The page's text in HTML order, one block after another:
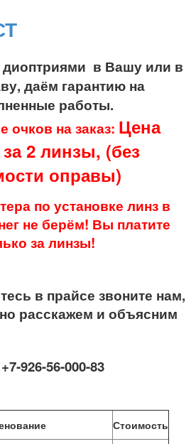
в Вашу или в
даём гарантию на
работы.
очков на заказ: Цена
за 2 линзы, (без
оправы)
по установке линз в
не берём! Вы платите
за линзы!
в прайсе звоните нам,
расскажем и объясним
926-56-000-83
Стоимость